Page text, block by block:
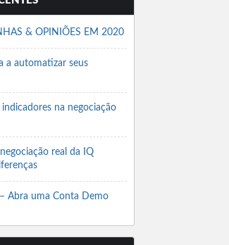
& OPINIÕES EM 2020
a automatizar seus
na negociação
real da IQ
Abra uma Conta Demo